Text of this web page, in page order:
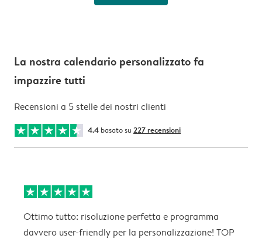
La nostra calendario personalizzato fa
impazzire tutti
Recensioni a 5 stelle dei nostri clienti
4.4 basato su 227 recensioni
Ottimo tutto: risoluzione perfetta e programma
davvero user-friendly per la personalizzazione! TOP